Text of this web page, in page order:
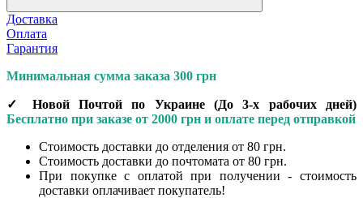
Доставка
Оплата
Гарантия
Минимальная сумма заказа 300 грн
✓ Новой Почтой по Украине (До3-х рабочих дней)
Бесплатно при заказе от 2000 грн и оплате перед отправкой
Стоимость доставки до отделения от 80 грн.
Стоимость доставки до почтомата от 80 грн.
При покупке с оплатой при получении - стоимость
доставки оплачивает покупатель!